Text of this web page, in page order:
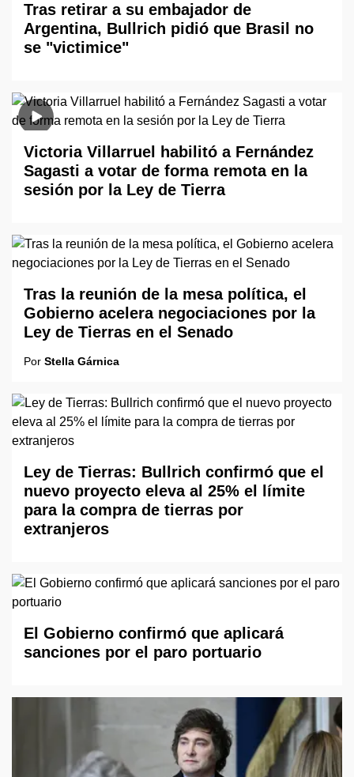
Tras retirar a su embajador de
Argentina, Bullrich pidió que Brasil no
se "victimice"
Victoria Villarruel habilitó a Fernández
Sagasti a votar de forma remota en la
sesión por la Ley de Tierra
Tras la reunión de la mesa política, el
Gobierno acelera negociaciones por la
Ley de Tierras en el Senado
Por Stella Gárnica
Ley de Tierras: Bullrich confirmó que el
nuevo proyecto eleva al 25% el límite
para la compra de tierras por
extranjeros
El Gobierno confirmó que aplicará
sanciones por el paro portuario